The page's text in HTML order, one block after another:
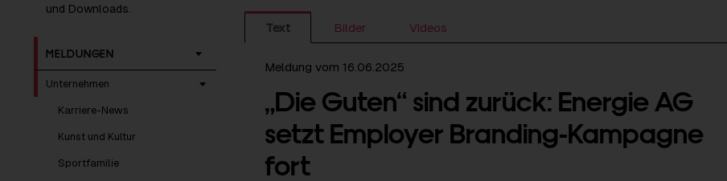
und Downloads.
MELDUNGEN
Unternehmen
Karriere-News
Kunst und Kultur
Sportfamilie
Text Bilder Videos
Meldung vom 16.06.2025
„Die Guten“ sind zurück: Energie AG
setzt Employer Branding-Kampagne
fort